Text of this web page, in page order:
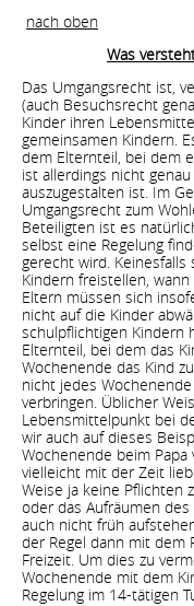
nach oben
Was
Das Umgangsrecht ist,
(auch Besuchsrecht
Kinder ihren
gemeinsamen Kindern.
dem Elternteil, bei dem
ist allerdings nicht
auszugestalten ist. Im
Umgangsrecht zum
Beteiligten ist es
selbst eine Regelung
gerecht wird.
Kindern freistellen,
Eltern müssen sich
nicht auf die Kinder
schulpflichtigen Kindern
Elternteil, bei dem das
Wochenende das Kind
nicht jedes
verbringen. Üblicher
Lebensmittelpunkt bei
wir auch auf dieses
Wochenende beim
vielleicht mit der Zeit
Weise ja keine Pflichten
oder das Aufräumen
auch nicht früh
der Regel dann mit dem
Freizeit. Um dies zu
Wochenende mit dem
Regelung im 14-tätigen